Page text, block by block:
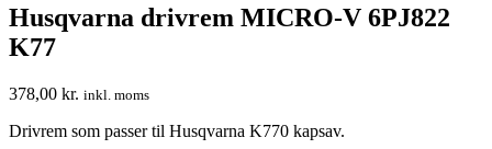
Husqvarna drivrem MICRO-V 6PJ822
K77
378,00 kr. inkl. moms
Drivrem som passer til Husqvarna K770 kapsav.